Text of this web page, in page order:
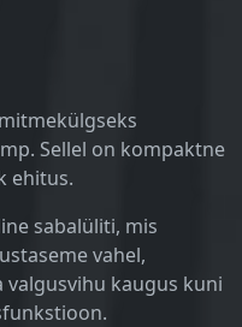
Sellel on kompaktne
ehitus.
sabalüliti, mis
vahel,
valgusvihu kaugus kuni